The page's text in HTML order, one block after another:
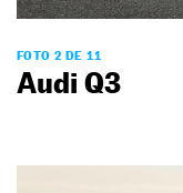
FOTO 2 DE 11
Audi Q3